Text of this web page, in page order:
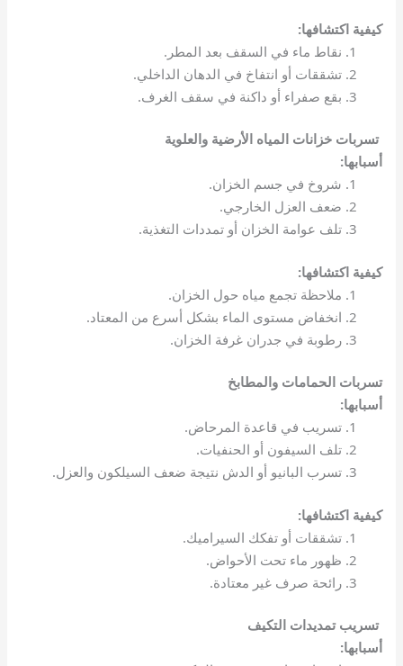
كيفية اكتشافها:
نقاط ماء في السقف بعد المطر.
تشققات أو انتفاخ في الدهان الداخلي.
بقع صفراء أو داكنة في سقف الغرف.
تسربات خزانات المياه الأرضية والعلوية
أسبابها:
شروخ في جسم الخزان.
ضعف العزل الخارجي.
تلف عوامة الخزان أو تمددات التغذية.
كيفية اكتشافها:
ملاحظة تجمع مياه حول الخزان.
انخفاض مستوى الماء بشكل أسرع من المعتاد.
رطوبة في جدران غرفة الخزان.
تسربات الحمامات والمطابخ
أسبابها:
تسريب في قاعدة المرحاض.
تلف السيفون أو الحنفيات.
تسرب البانيو أو الدش نتيجة ضعف السيلكون والعزل.
كيفية اكتشافها:
تشققات أو تفكك السيراميك.
ظهور ماء تحت الأحواض.
رائحة صرف غير معتادة.
تسريب تمديدات التكيف
أسبابها: